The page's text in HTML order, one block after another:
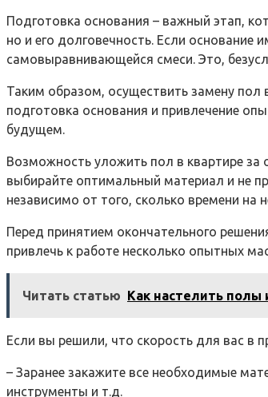
Подготовка основания – важный этап,
но и его долговечность. Если
самовыравнивающейся смеси. Это,
Таким образом, осуществить замену
подготовка основания и привлечение
будущем.
Возможность уложить пол в квартире за
выбирайте оптимальный материал и не
независимо от того, сколько времени на
Перед принятием окончательного
привлечь к работе несколько опытных
Читать статью Как настелить полы
Если вы решили, что скорость для вас в
– Заранее закажите все необходимые
инструменты и т.д.